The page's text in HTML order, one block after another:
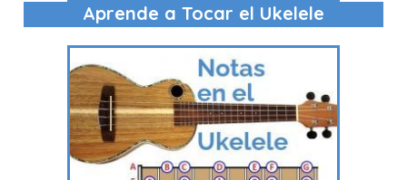
Aprende a Tocar el Ukelele